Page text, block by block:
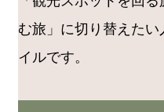
む旅」に切り替えた
イルです。